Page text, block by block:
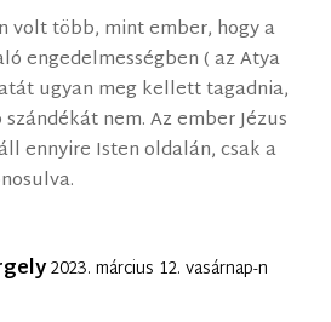
volt több, mint ember, hogy a
engedelmességben ( az Atya
ugyan meg kellett tagadnia,
nem. Az ember Jézus
ennyire Isten oldalán, csak a
2023. március 12. vasárnap-n